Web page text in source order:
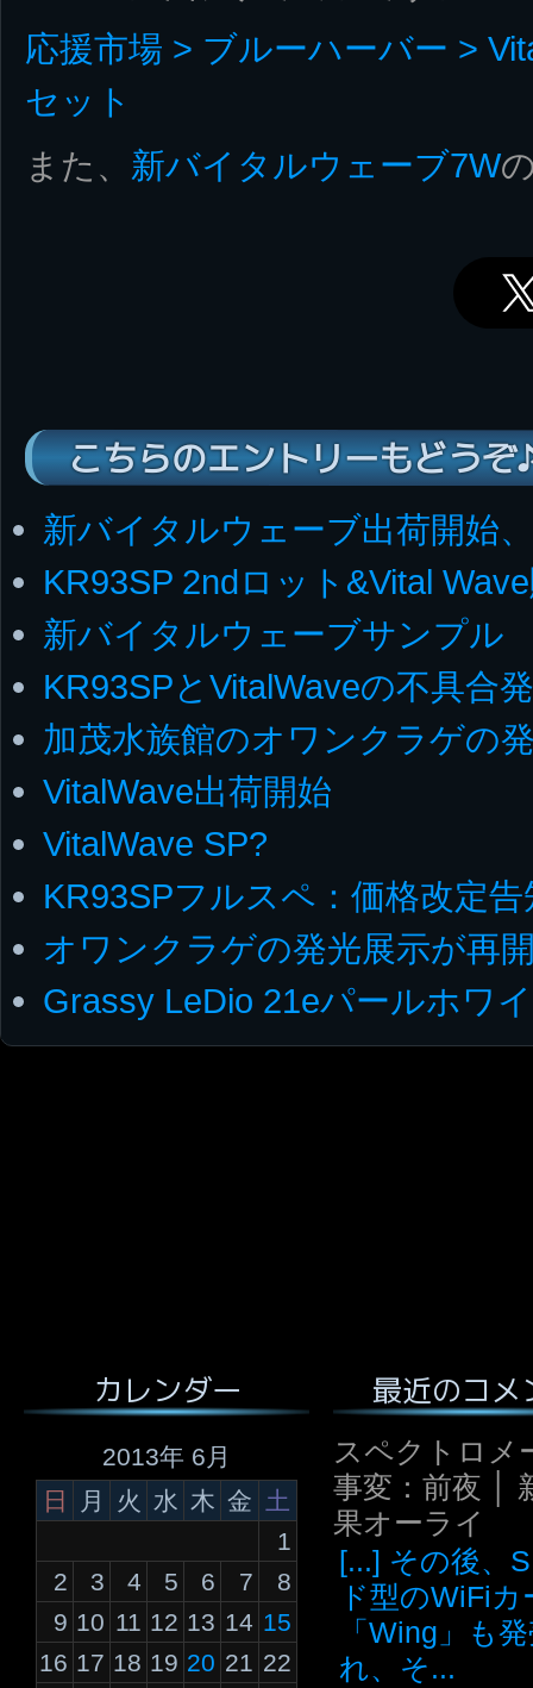
応援市場 > ブルーハーバー >
セット
また、 新バイタルウェーブ7W
こちらのエントリーもどうぞ
新バイタルウェーブ出荷開始
KR93SP 2ndロット&Vital
新バイタルウェーブサンプル
KR93SPとVitalWaveの不具合
加茂水族館のオワンクラゲの
VitalWave出荷開始
VitalWave SP?
KR93SPフルスペ：価格改定告
オワンクラゲの発光展示が再
Grassy LeDio 21eパールホワ
カレンダー
2013年 6月
日
月 火 水 木 金 土
1
2
3 4 5 6 7
8
9 10 11 12 13 14 15
16 17 18 19 20 21 22
最近のコメ
スペクトロメ
事変：前夜 │
果オーライ
[...] その後、
ド型のWiFiカ
「Wing」も
れ、そ...